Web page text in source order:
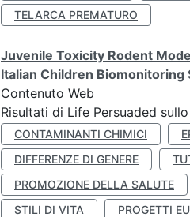
TELARCA PREMATURO
Juvenile Toxicity Rodent
Italian Children Biomonitoring
Contenuto Web
Risultati di Life Persuaded
CONTAMINANTI CHIMICI
DIFFERENZE DI GENERE
PROMOZIONE DELLA SALUTE
STILI DI VITA
PROGETTI